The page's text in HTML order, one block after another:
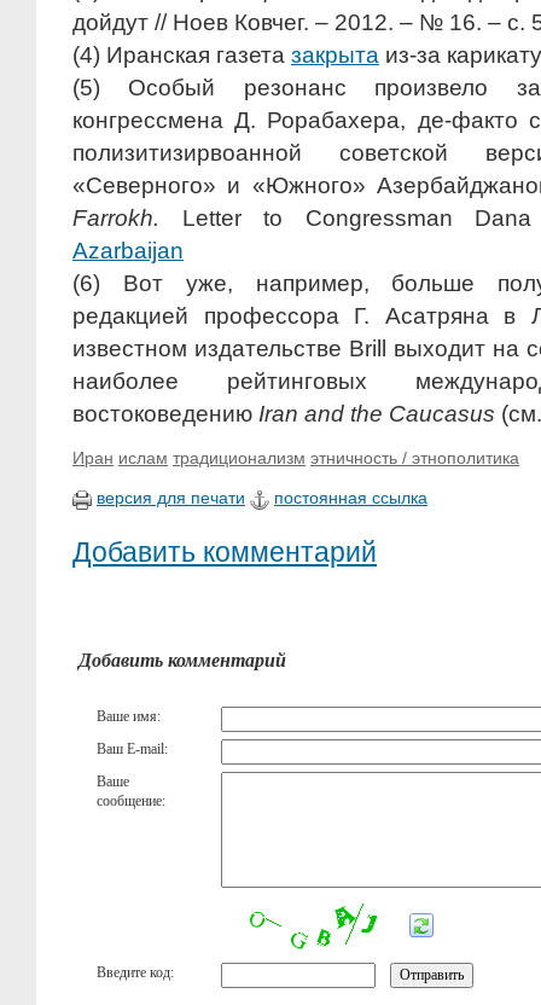
дойдут // Ноев Ковчег. – 2012. – № 16. – с.
(4) Иранская газета закрыта из-за
(5) Особый резонанс произвело
конгрессмена Д. Рорабахера, де-факто
полизитизирвоанной советской
«Северного» и «Южного»
Farrokh. Letter to Congressman
Azarbaijan
(6) Вот уже, например, больше
редакцией профессора Г. Асатряна в
известном издательстве Brill выходит на
наиболее рейтинговых
востоковедению Iran and the Caucasus
Иран ислам традиционализм этничность / этнополитика
версия для печати постоянная ссылка
Добавить комментарий
Добавить комментарий
Ваше имя:
Ваш E-mail:
Ваше
сообщение:
Введите код: